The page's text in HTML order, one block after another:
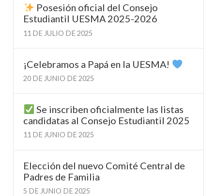
Posesión oficial del Consejo
Estudiantil UESMA 2025-2026
11 DE JULIO DE 2025
¡Celebramos a Papá en la UESMA!
20 DE JUNIO DE 2025
Se inscriben oficialmente las listas
candidatas al Consejo Estudiantil 2025
11 DE JUNIO DE 2025
Elección del nuevo Comité Central de
Padres de Familia
5 DE JUNIO DE 2025